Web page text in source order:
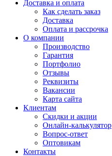
Доставка и оплата
Как сделать заказ
Доставка
Оплата и рассрочка
О компании
Производство
Гарантия
Портфолио
Отзывы
Реквизиты
Вакансии
Карта сайта
Клиентам
Скидки и акции
Онлайн-калькулятор
Вопрос-ответ
Оптовикам
Контакты